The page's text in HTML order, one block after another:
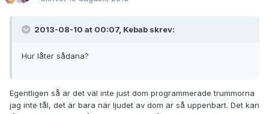
2013-08-10 at 00:07, Kebab skrev:
Hur låter sådana?
Egentligen så är det väl inte just dom programmerade trummorna
jag inte tål, det är bara när ljudet av dom är så uppenbart. Det kan